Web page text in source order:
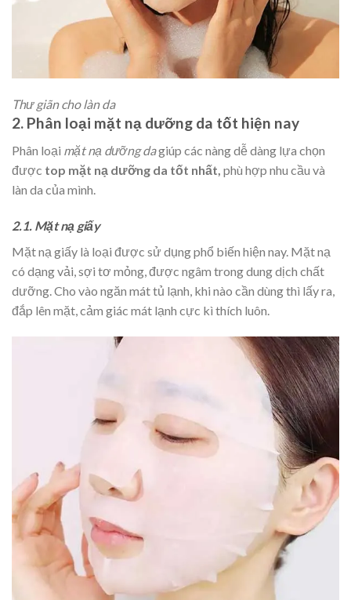
Thư giãn cho làn da
2. Phân loại mặt nạ dưỡng da tốt hiện nay
Phân loại mặt nạ dưỡng dagiúp các nàng dễ dàng lựa chọn
được top mặt nạ dưỡng da tốt nhất, phù hợp nhu cầu và
làn da của mình.
2.1. Mặt nạ giấy
Mặt nạ giấy là loại được sử dụng phổ biến hiện nay. Mặt nạ
có dạng vải, sợi tơ mỏng, được ngâm trong dung dịch chất
dưỡng. Cho vào ngăn mát tủ lạnh, khi nào cần dùng thì lấy ra,
đắp lên mặt, cảm giác mát lạnh cực kì thích luôn.